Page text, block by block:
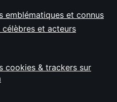
emblématiques et connus
célèbres et acteurs
cookies & trackers sur